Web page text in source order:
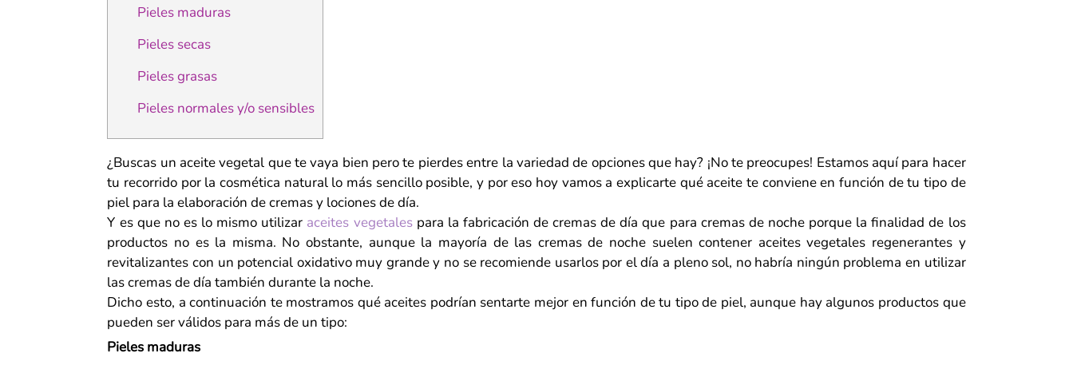
Pieles maduras
Pieles secas
Pieles grasas
Pieles normales y/o sensibles
¿Buscas un aceite vegetal que te vaya bien pero te pierdes entre la variedad de opciones que hay? ¡No te preocupes! Estamos aquí para hacer
tu recorrido por la cosmética natural lo más sencillo posible, y por eso hoy vamos a explicarte qué aceite te conviene en función de tu tipo de
piel para la elaboración de cremas y lociones de día.
Y es que no es lo mismo utilizar aceites vegetalespara la fabricación de cremas de día que para cremas de noche porque la finalidad de los
productos no es la misma. No obstante, aunque la mayoría de las cremas de noche suelen contener aceites vegetales regenerantes y
revitalizantes con un potencial oxidativo muy grande y no se recomiende usarlos por el día a pleno sol, no habría ningún problema en utilizar
las cremas de día también durante la noche.
Dicho esto, a continuación te mostramos qué aceites podrían sentarte mejor en función de tu tipo de piel, aunque hay algunos productos que
pueden ser válidos para más de un tipo:
Pieles maduras